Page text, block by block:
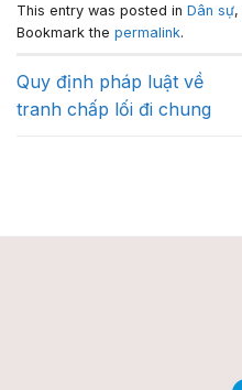
This entry was posted in Dân sự,
Bookmark the permalink.
Quy định pháp luật về
tranh chấp lối đi chung